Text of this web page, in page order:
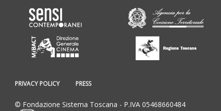
PRIVACY POLICY PRESS
© Fondazione Sistema Toscana - P.IVA 05468660484